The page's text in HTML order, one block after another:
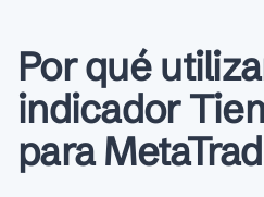
Por qué
indicador
para